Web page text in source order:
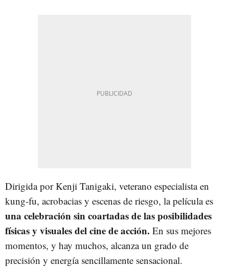
Dirigida por Kenji Tanigaki, veterano especialista en
kung-fu, acrobacias y escenas de riesgo, la película es
una celebración sin coartadas de las posibilidades
físicas y visuales del cine de acción. En sus mejores
momentos, y hay muchos, alcanza un grado de
precisión y energía sencillamente sensacional.